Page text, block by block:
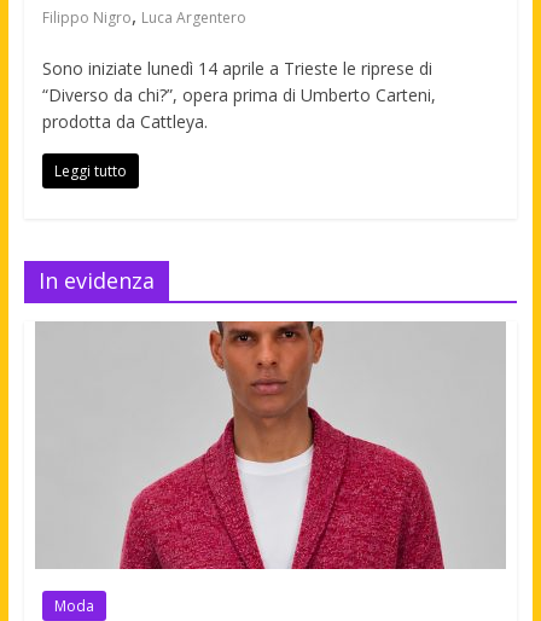
Filippo Nigro, Luca Argentero
Sono iniziate lunedì 14 aprile a Trieste le riprese di
“Diverso da chi?”, opera prima di Umberto Carteni,
prodotta da Cattleya.
Leggi tutto
In evidenza
Moda